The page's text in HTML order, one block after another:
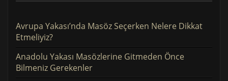
Avrupa Yakası’nda Masöz Seçerken Nelere Dikkat
Etmeliyiz?
Anadolu Yakası Masözlerine Gitmeden Önce
Bilmeniz Gerekenler